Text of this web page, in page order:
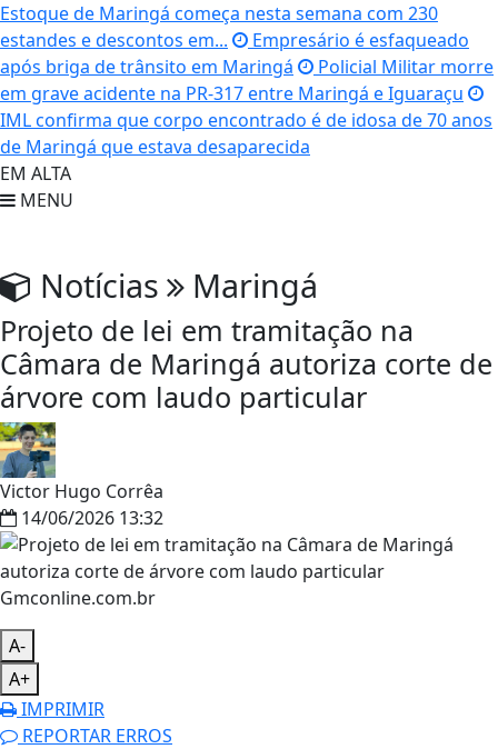
Estoque de Maringá começa nesta semana com 230
estandes e descontos em...
Empresário é esfaqueado
após briga de trânsito em Maringá
Policial Militar morre
em grave acidente na PR-317 entre Maringá e Iguaraçu
IML confirma que corpo encontrado é de idosa de 70 anos
de Maringá que estava desaparecida
EM ALTA
MENU
Notícias Maringá
Projeto de lei em tramitação na
Câmara de Maringá autoriza corte de
árvore com laudo particular
Victor Hugo Corrêa
14/06/2026 13:32
Gmconline.com.br
A-
A+
IMPRIMIR
REPORTAR ERROS